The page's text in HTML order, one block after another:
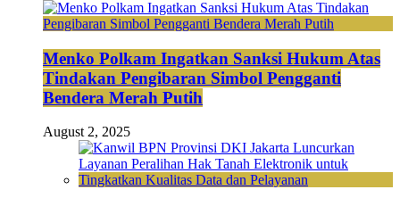
Menko Polkam Ingatkan Sanksi Hukum Atas
Tindakan Pengibaran Simbol Pengganti
Bendera Merah Putih
August 2, 2025